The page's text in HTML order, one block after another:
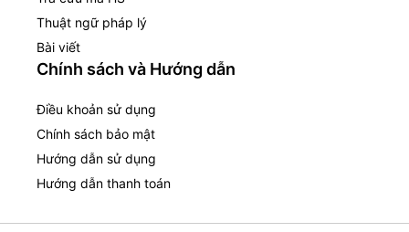
Thuật ngữ pháp lý
Bài viết
Chính sách và Hướng dẫn
Điều khoản sử dụng
Chính sách bảo mật
Hướng dẫn sử dụng
Hướng dẫn thanh toán